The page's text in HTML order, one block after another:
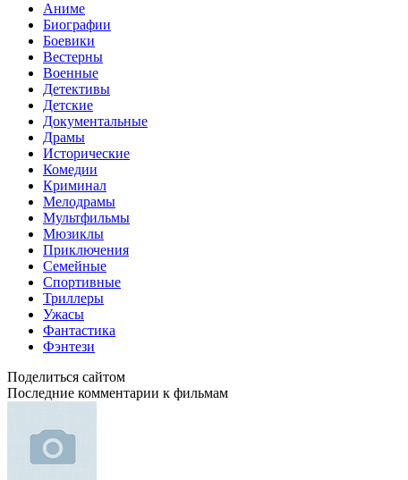
Аниме
Биографии
Боевики
Вестерны
Военные
Детективы
Детские
Документальные
Драмы
Исторические
Комедии
Криминал
Мелодрамы
Мультфильмы
Мюзиклы
Приключения
Семейные
Спортивные
Триллеры
Ужасы
Фантастика
Фэнтези
Поделиться сайтом
Последние комментарии к фильмам